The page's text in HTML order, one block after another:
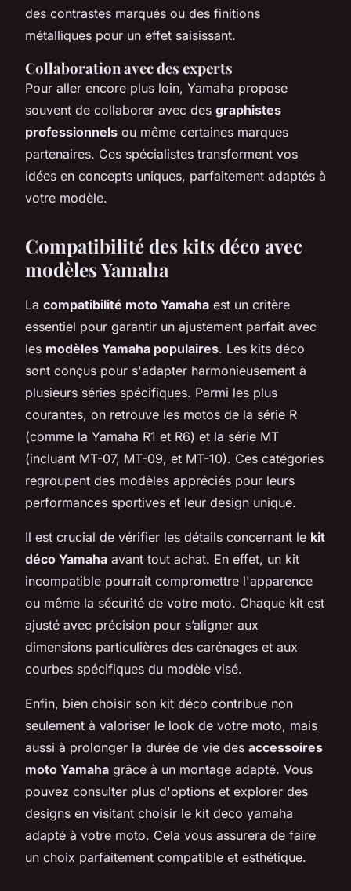
des contrastes marqués ou des finitions
métalliques pour un effet saisissant.
Collaboration avec des experts
Pour aller encore plus loin, Yamaha propose
souvent de collaborer avec des graphistes
professionnels ou même certaines marques
partenaires. Ces spécialistes transforment vos
idées en concepts uniques, parfaitement adaptés à
votre modèle.
Compatibilité des kits déco avec
modèles Yamaha
La compatibilité moto Yamaha est un critère
essentiel pour garantir un ajustement parfait avec
les modèles Yamaha populaires. Les kits déco
sont conçus pour s'adapter harmonieusement à
plusieurs séries spécifiques. Parmi les plus
courantes, on retrouve les motos de la série R
(comme la Yamaha R1 et R6) et la série MT
(incluant MT-07, MT-09, et MT-10). Ces catégories
regroupent des modèles appréciés pour leurs
performances sportives et leur design unique.
Il est crucial de vérifier les détails concernant le kit
déco Yamaha avant tout achat. En effet, un kit
incompatible pourrait compromettre l'apparence
ou même la sécurité de votre moto. Chaque kit est
ajusté avec précision pour s’aligner aux
dimensions particulières des carénages et aux
courbes spécifiques du modèle visé.
Enfin, bien choisir son kit déco contribue non
seulement à valoriser le look de votre moto, mais
aussi à prolonger la durée de vie des accessoires
moto Yamaha grâce à un montage adapté. Vous
pouvez consulter plus d'options et explorer des
designs en visitant choisir le kit deco yamaha
adapté à votre moto. Cela vous assurera de faire
un choix parfaitement compatible et esthétique.